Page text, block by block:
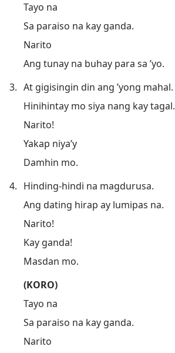
Tayo na
Sa paraiso na kay ganda.
Narito
Ang tunay na buhay para sa ’yo.
3. At gigisingin din ang ’yong mahal.
Hinihintay mo siya nang kay tagal.
Narito!
Yakap niya’y
Damhin mo.
4. Hinding-hindi na magdurusa.
Ang dating hirap ay lumipas na.
Narito!
Kay ganda!
Masdan mo.
(KORO)
Tayo na
Sa paraiso na kay ganda.
Narito